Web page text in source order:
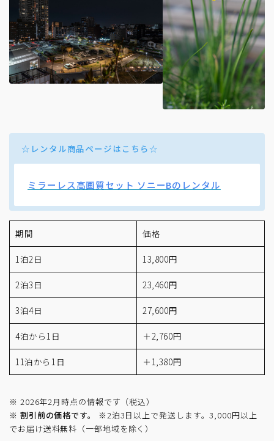
☆レンタル商品ページはこちら☆
ミラーレス高画質セット ソニーBのレンタル
期間 価格
1泊2日 13,800円
2泊3日 23,460円
3泊4日 27,600円
4泊から1日 ＋2,760円
11泊から1日 ＋1,380円
※ 2026年2月時点の情報です（税込）
※ 割引前の価格です。
※2泊3日以上で発送します。3,000円以上
でお届け送料無料（一部地域を除く）